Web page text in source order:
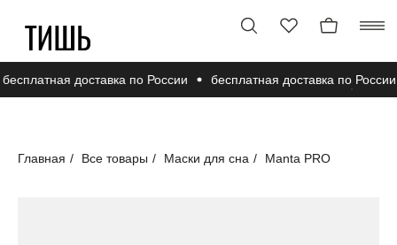
доставка по России бесплатная доставка по России
Главная / Все товары / Маски для сна / Manta PRO